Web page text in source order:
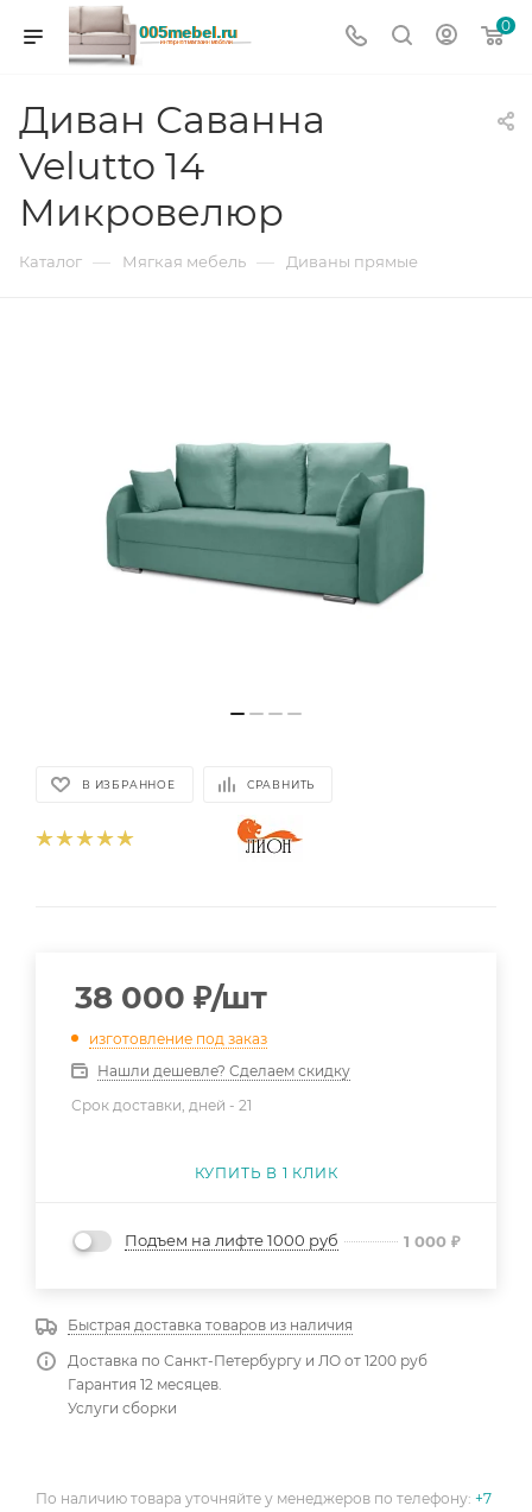
0
Диван Саванна
Velutto 14
Микровелюр
Каталог — Мягкая мебель — Диваны прямые
В ИЗБРАННОЕ СРАВНИТЬ
38 000 ₽/шт
изготовление под заказ
Нашли дешевле? Сделаем скидку
Срок доставки, дней - 21
КУПИТЬ В 1 КЛИК
Подъем на лифте 1000 руб 1 000 ₽
Быстрая доставка товаров из наличия
Доставка по Санкт-Петербургу и ЛО от 1200 руб
Гарантия 12 месяцев.
Услуги сборки
По наличию товара уточняйте у менеджеров по телефону: +7